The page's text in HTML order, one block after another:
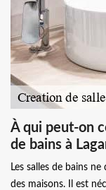
À qui peut-on
de bains à
Les salles de bains
des maisons. Il est